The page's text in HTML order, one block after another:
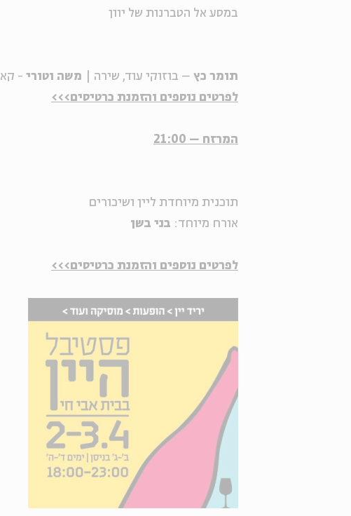
במסע אל הטברנות של יוון
תומר כץ – בוזוקי עוד, שירה | משה וטורי -
לפרטים נוספים והזמנת כרטיסים>>>
המרזח – 21:00
תוכנית מיוחדת ליין ושיכורים
אורח מיוחד: בני בשן
לפרטים נוספים והזמנת כרטיסים>>>